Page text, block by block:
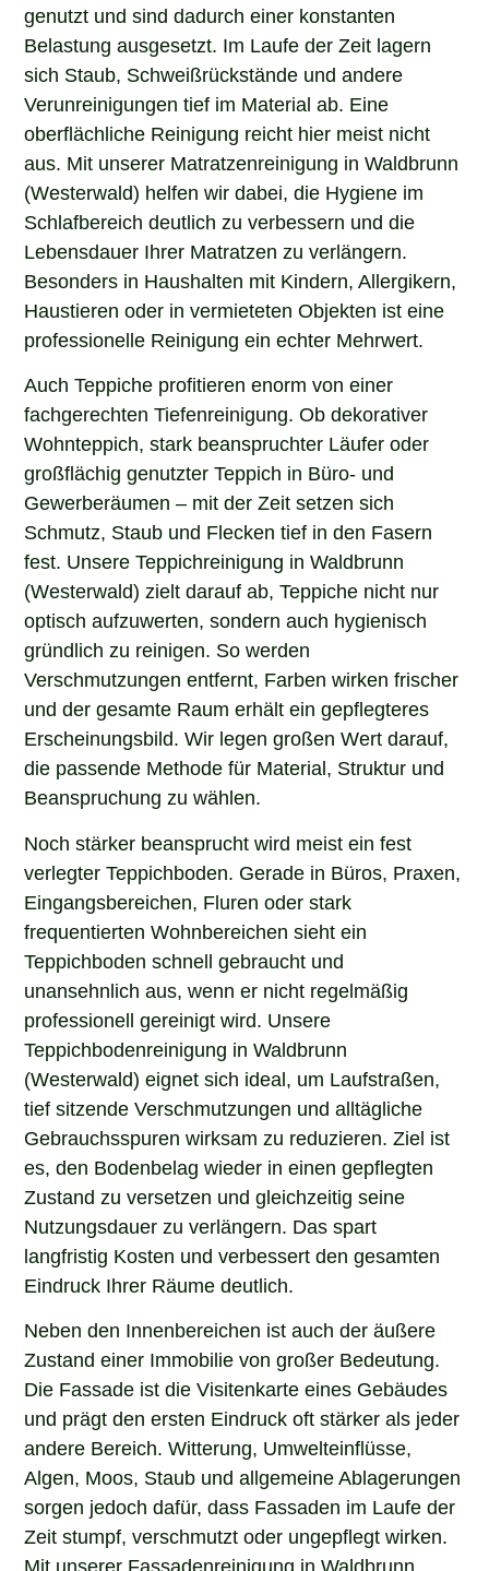
genutzt und sind dadurch einer konstanten
Belastung ausgesetzt. Im Laufe der Zeit lagern
sich Staub, Schweißrückstände und andere
Verunreinigungen tief im Material ab. Eine
oberflächliche Reinigung reicht hier meist nicht
aus. Mit unserer Matratzenreinigung in Waldbrunn
(Westerwald) helfen wir dabei, die Hygiene im
Schlafbereich deutlich zu verbessern und die
Lebensdauer Ihrer Matratzen zu verlängern.
Besonders in Haushalten mit Kindern, Allergikern,
Haustieren oder in vermieteten Objekten ist eine
professionelle Reinigung ein echter Mehrwert.
Auch Teppiche profitieren enorm von einer
fachgerechten Tiefenreinigung. Ob dekorativer
Wohnteppich, stark beanspruchter Läufer oder
großflächig genutzter Teppich in Büro- und
Gewerberäumen – mit der Zeit setzen sich
Schmutz, Staub und Flecken tief in den Fasern
fest. Unsere Teppichreinigung in Waldbrunn
(Westerwald) zielt darauf ab, Teppiche nicht nur
optisch aufzuwerten, sondern auch hygienisch
gründlich zu reinigen. So werden
Verschmutzungen entfernt, Farben wirken frischer
und der gesamte Raum erhält ein gepflegteres
Erscheinungsbild. Wir legen großen Wert darauf,
die passende Methode für Material, Struktur und
Beanspruchung zu wählen.
Noch stärker beansprucht wird meist ein fest
verlegter Teppichboden. Gerade in Büros, Praxen,
Eingangsbereichen, Fluren oder stark
frequentierten Wohnbereichen sieht ein
Teppichboden schnell gebraucht und
unansehnlich aus, wenn er nicht regelmäßig
professionell gereinigt wird. Unsere
Teppichbodenreinigung in Waldbrunn
(Westerwald) eignet sich ideal, um Laufstraßen,
tief sitzende Verschmutzungen und alltägliche
Gebrauchsspuren wirksam zu reduzieren. Ziel ist
es, den Bodenbelag wieder in einen gepflegten
Zustand zu versetzen und gleichzeitig seine
Nutzungsdauer zu verlängern. Das spart
langfristig Kosten und verbessert den gesamten
Eindruck Ihrer Räume deutlich.
Neben den Innenbereichen ist auch der äußere
Zustand einer Immobilie von großer Bedeutung.
Die Fassade ist die Visitenkarte eines Gebäudes
und prägt den ersten Eindruck oft stärker als jeder
andere Bereich. Witterung, Umwelteinflüsse,
Algen, Moos, Staub und allgemeine Ablagerungen
sorgen jedoch dafür, dass Fassaden im Laufe der
Zeit stumpf, verschmutzt oder ungepflegt wirken.